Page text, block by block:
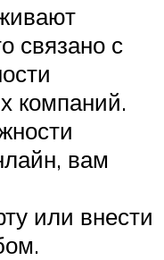
связано с
компаний.
вам
или внести